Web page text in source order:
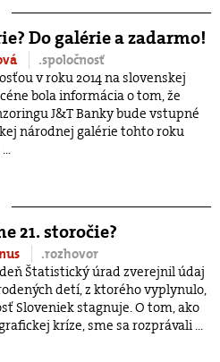
Do galérie a zadarmo!
.spoločnosť
v roku 2014 na slovenskej
bola informácia o tom, že
J&T Banky bude vstupné
národnej galérie tohto roku
21. storočie?
.rozhovor
Štatistický úrad zverejnil údaj
detí, z ktorého vyplynulo,
Sloveniek stagnuje. O tom, ako
kríze, sme sa rozprávali ...